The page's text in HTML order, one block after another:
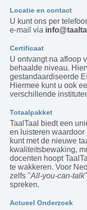
Locatie en contact
U kunt ons per
e-mail via
Certificaat
U ontvangt na afloop
behaalde niveau.
gestandaardiseerde
Hiermee kunt u ook
verschillende
Totaalpakket
TaalTaal biedt een
en luisteren
kunt met de nieuwe
kwaliteitsbewaking,
docenten hoopt
te wakkeren. Voor
zelfs "All-you-can-talk
spreken.
Actueel Onderzoek